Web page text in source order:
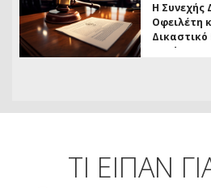
Η Συνεχής
Οφειλέτη
Funds σε
ΤΙ ΕΙΠΑΝ